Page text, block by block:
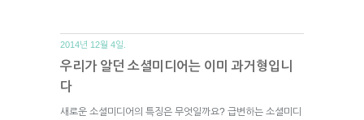
2014년 12월 4일.
우리가 알던 소셜미디어는 이미 과거형입니
다
새로운 소셜미디어의 특징은 무엇일까요? 급변하는 소셜미디